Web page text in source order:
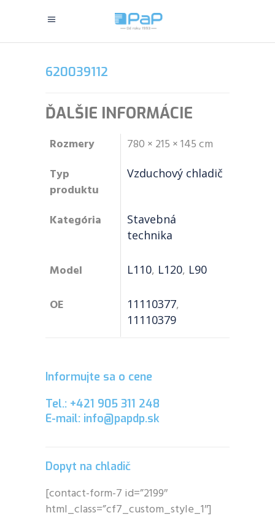
620039112
ĎALŠIE INFORMÁCIE
Rozmery
780 × 215 × 145 cm
Typ
produktu
Vzduchový chladič
Kategória
Stavebná
technika
Model L110, L120, L90
OE 11110377,
11110379
Informujte sa o cene
Tel.: +421 905 311 248
E-mail: info@papdp.sk
Dopyt na chladič
[contact-form-7 id=”2199″
html_class=”cf7_custom_style_1″]